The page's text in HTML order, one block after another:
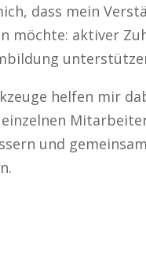
dass mein
möchte: aktiver
helfen mir
einzelnen
und